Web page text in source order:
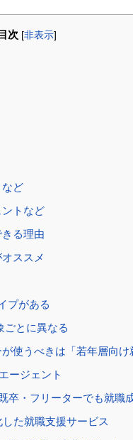
目次 [非表示]
ど
トなど
る理由
ススメ
プがある
ごとに異なる
使うべきは「若年層向け
ージェント
卒・フリーターでも就職
た就職支援サービス